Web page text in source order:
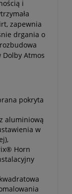
i
zapewnia
drgania o
Dolby Atmos
pokryta
aluminiową
w
Horn